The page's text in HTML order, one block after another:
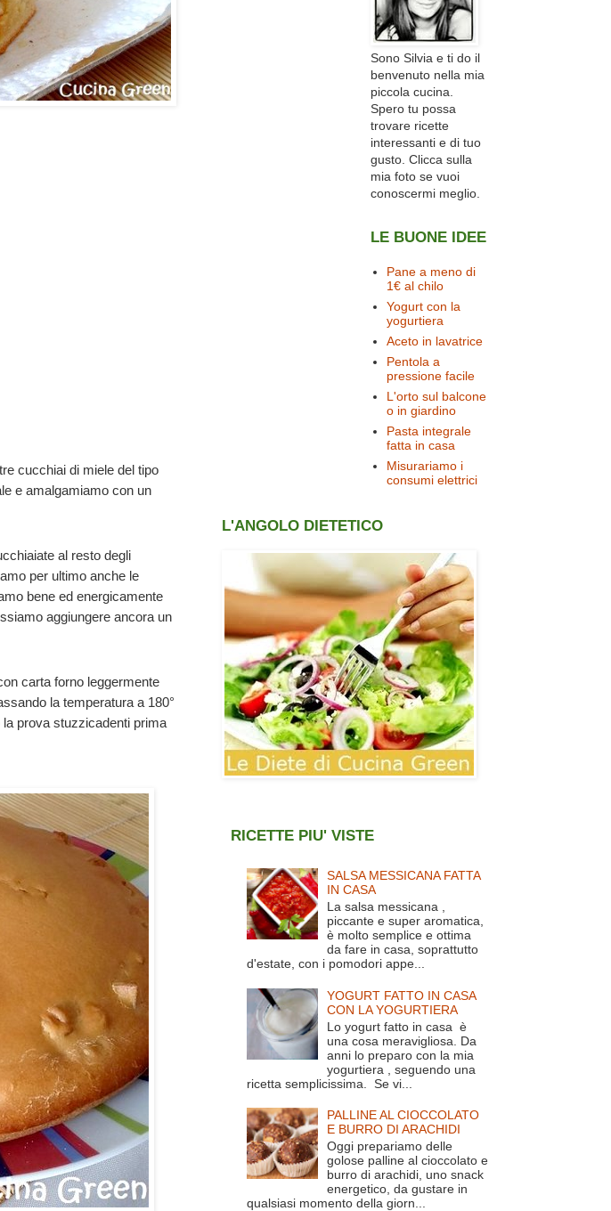
cucchiai di miele del tipo
e amalgamiamo con un
al resto degli
per ultimo anche le
bene ed energicamente
aggiungere ancora un
carta forno leggermente
la temperatura a 180°
prova stuzzicadenti prima
Sono Silvia e ti do il
benvenuto nella mia
piccola cucina.
Spero tu possa
trovare ricette
interessanti e di tuo
gusto. Clicca sulla
mia foto se vuoi
conoscermi meglio.
LE BUONE IDEE
Pane a meno di
1€ al chilo
Yogurt con la
yogurtiera
Aceto in lavatrice
Pentola a
pressione facile
L'orto sul balcone
o in giardino
Pasta integrale
fatta in casa
Misurariamo i
consumi elettrici
L'ANGOLO DIETETICO
RICETTE PIU' VISTE
SALSA MESSICANA FATTA
IN CASA
La salsa messicana ,
piccante e super aromatica,
è molto semplice e ottima
da fare in casa, soprattutto
d'estate, con i pomodori appe...
YOGURT FATTO IN CASA
CON LA YOGURTIERA
Lo yogurt fatto in casa è
una cosa meravigliosa. Da
anni lo preparo con la mia
yogurtiera , seguendo una
ricetta semplicissima. Se vi...
PALLINE AL CIOCCOLATO
E BURRO DI ARACHIDI
Oggi prepariamo delle
golose palline al cioccolato e
burro di arachidi, uno snack
energetico, da gustare in
qualsiasi momento della giorn...